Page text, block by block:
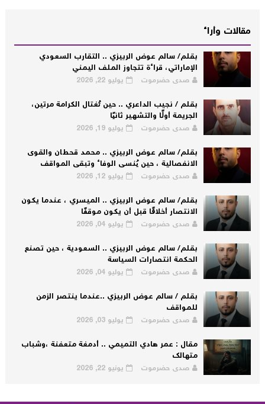
مقالات وأراء
بقلم/ سالم عوض الربيزي .. التقارب السعودي
الإماراتي، قراءة تتجاوز الملف اليمني
صدى حضرموت يوليو 22, 2026
بقلم / نجيب الداعري .. حين تُغتال الكرامة مرتين،
الجريمة أولًا والتشهير ثانيًا
صدى حضرموت يوليو 19, 2026
بقلم/ سالم عوض الربيزي .. محمد قحطان والقوى
الانفصالية ، حين يُنسى الوفاء وتبقى المواقف
صدى حضرموت يوليو 12, 2026
بقلم/ سالم عوض الربيزي .. الميسري ، عندما يكون
الانتصار أخلاقًا قبل أن يكون موقفًا
صدى حضرموت يوليو 04, 2026
بقلم/ سالم عوض الربيزي .. السعودية ، حين تصنع
الحكمة انتصارات السياسة
صدى حضرموت يوليو 04, 2026
بقلم / سالم عوض الربيزي ..عندما ينتصر الزمن
للمواقف
صدى حضرموت يوليو 03, 2026
مقال : عمر هادي التميمي .. أدمغة متعفنة ،وشباب
متهالك
صدى حضرموت يونيو 22, 2026